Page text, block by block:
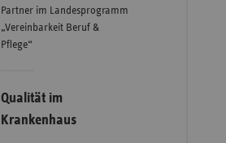
Partner im Landesprogramm
„Vereinbarkeit Beruf &
Pflege“
Qualität im
Krankenhaus